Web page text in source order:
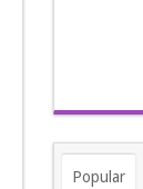
Popular